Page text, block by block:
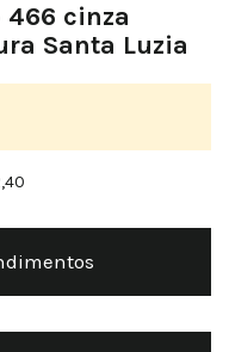
466 cinza
Santa Luzia